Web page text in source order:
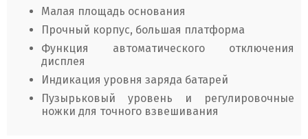
Малая площадь основания
Прочный корпус, большая платформа
Функция автоматического отключения
дисплея
Индикация уровня заряда батарей
Пузырьковый уровень и регулировочные
ножки для точного взвешивания